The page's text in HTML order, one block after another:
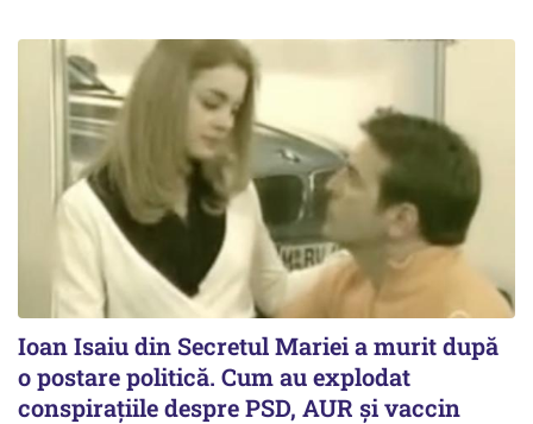
Ioan Isaiu din Secretul Mariei a murit după
o postare politică. Cum au explodat
conspirațiile despre PSD, AUR și vaccin